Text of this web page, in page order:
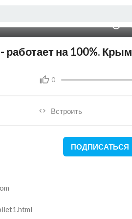
работает на 100%. Крым
0
Встроить
ПОДПИСАТЬСЯ